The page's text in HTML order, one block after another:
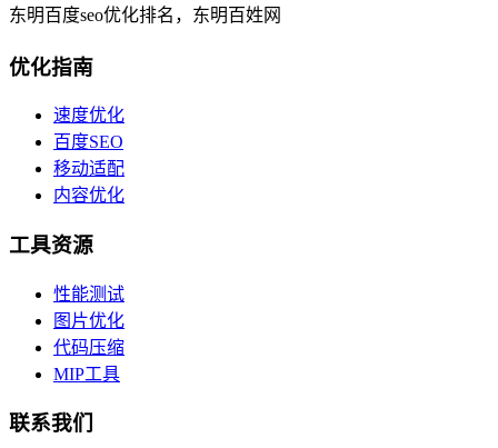
东明百度seo优化排名，东明百姓网
优化指南
速度优化
百度SEO
移动适配
内容优化
工具资源
性能测试
图片优化
代码压缩
MIP工具
联系我们